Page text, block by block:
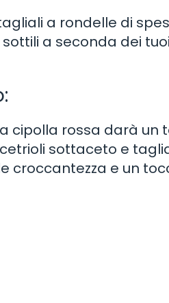
a rondelle di
a seconda dei
cipolla rossa darà un
sottaceto e
croccantezza e un